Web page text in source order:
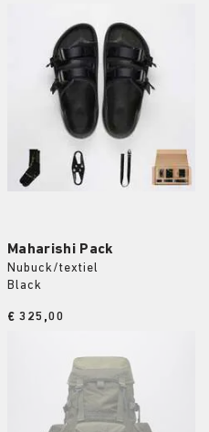
Maharishi Pack
Nubuck/textiel
Black
Price:
€ 325,00